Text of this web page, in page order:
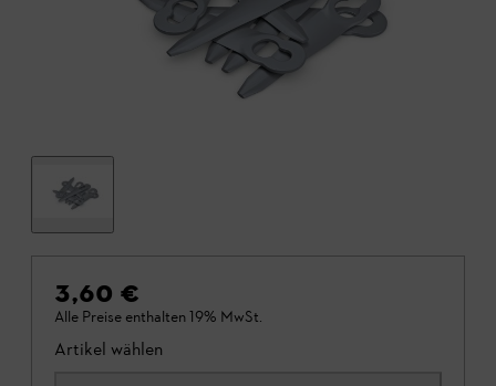
3,60 €
Alle Preise enthalten 19% MwSt.
Artikel wählen